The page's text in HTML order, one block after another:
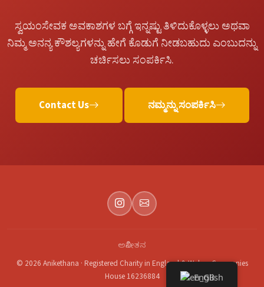
ಸ್ವಯಂಸೇವಕ ಅವಕಾಶಗಳ ಬಗ್ಗೆ ಇನ್ನಷ್ಟು ತಿಳಿದುಕೊಳ್ಳಲು ಅಥವಾ
ನಿಮ್ಮ ಅನನ್ಯ ಕೌಶಲ್ಯಗಳನ್ನು ಹೇಗೆ ಕೊಡುಗೆ ನೀಡಬಹುದು ಎಂಬುದನ್ನು
ಚರ್ಚಿಸಲು ಸಂಪರ್ಕಿಸಿ.
Contact Us ನಮ್ಮನ್ನು ಸಂಪರ್ಕಿಸಿ
ಅನಿಕೇತನ
© 2026 Anikethana · Registered Charity in England & Wales · Companies
House 16236884
English